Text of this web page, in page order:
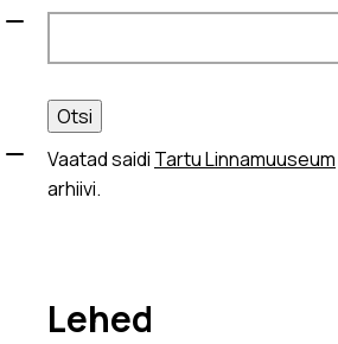
Otsi:
Vaatad saidi Tartu Linnamuuseum
arhiivi.
Lehed